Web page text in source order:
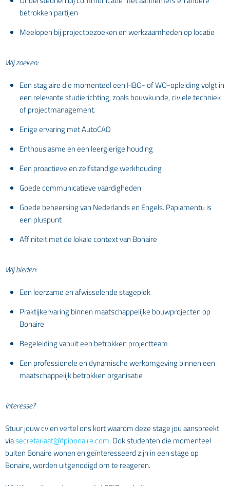
betrokken partijen
Meelopen bij projectbezoeken en werkzaamheden op locatie
Wij zoeken:
Een stagiaire die momenteel een HBO- of WO-opleiding volgt in
een relevante studierichting, zoals bouwkunde, civiele techniek
of projectmanagement.
Enige ervaring met AutoCAD
Enthousiasme en een leergierige houding
Een proactieve en zelfstandige werkhouding
Goede communicatieve vaardigheden
Goede beheersing van Nederlands en Engels. Papiamentu is
een pluspunt
Affiniteit met de lokale context van Bonaire
Wij bieden:
Een leerzame en afwisselende stageplek
Praktijkervaring binnen maatschappelijke bouwprojecten op
Bonaire
Begeleiding vanuit een betrokken projectteam
Een professionele en dynamische werkomgeving binnen een
maatschappelijk betrokken organisatie
Interesse?
Stuur jouw cv en vertel ons kort waarom deze stage jou aanspreekt
viasecretariaat@fpibonaire.com. Ook studenten die momenteel
buiten Bonaire wonen en geïnteresseerd zijn in een stage op
Bonaire, worden uitgenodigd om te reageren.